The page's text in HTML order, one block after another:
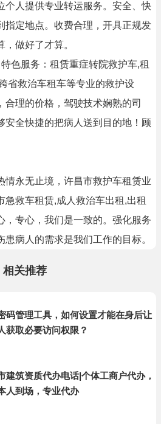
个人提供专业转运服务。安全、快
指定地点。收费合理，开具正规发
做好了才算。
色服务：租赁重症转院救护车,租
省救治车租车等专业的救护设
合理的价格，驾驶技术娴熟的司
安全快捷的把病人送到目的地！顾
情永无止境，许昌市救护车租赁业
急救车租赁,成人救治车出租,出租
，专心，我们是一致的。强化服务
病人的需求是我们工作的目标。
相关推荐
码管理工具，如何设置才能在身后让
获取必要访问权限？
建筑资质代办电话|个体工商户代办，
人到场，专业代办